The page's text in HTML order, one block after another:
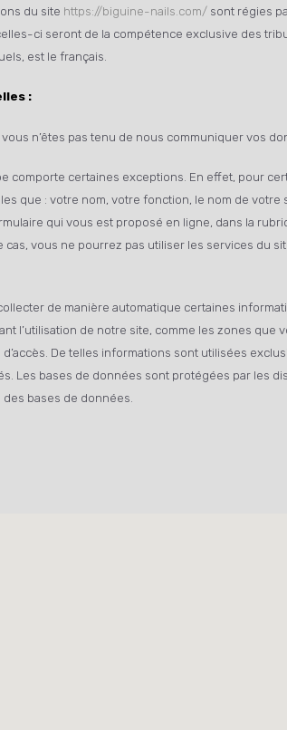
du site https://biguine-nails.com/ sont régies
ci seront de la compétence exclusive des
est le français.
:
n’êtes pas tenu de nous communiquer vos
comporte certaines exceptions. En effet, pour
que : votre nom, votre fonction, le nom de
qui vous est proposé en ligne, dans la
cas, vous ne pourrez pas utiliser les services du
de manière automatique certaines
l’utilisation de notre site, comme les zones
d’accès. De telles informations sont utilisées
Les bases de données sont protégées par les
bases de données.